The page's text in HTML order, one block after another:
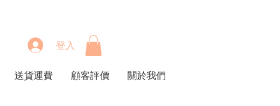
登入
送貨運費 顧客評價 關於我們